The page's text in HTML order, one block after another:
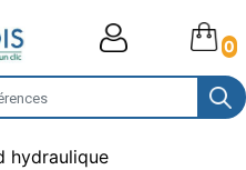
0
hydraulique